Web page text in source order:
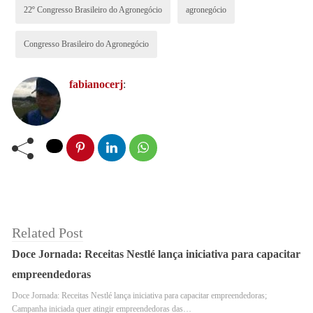
Figueiredo, CEO do Grupo Sonda Brasil.
Importância do Setor
Durante o debate, moderado porSilvia Massruhá
22º Congresso Brasileiro do Agronegócio agronegócio
Congresso Brasileiro do Agronegócio
fabianocerj:
Related Post
Doce Jornada: Receitas Nestlé lança iniciativa para capacitar
empreendedoras
Doce Jornada: Receitas Nestlé lança iniciativa para capacitar empreendedoras;
Campanha iniciada quer atingir empreendedoras das…